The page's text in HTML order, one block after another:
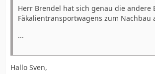
Herr Brendel hat sich genau die andere
Fäkalientransportwagens zum Nachbau
...
Hallo Sven,